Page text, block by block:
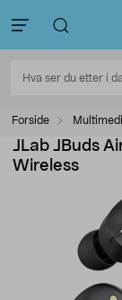
Forside
JLab JBuds
Wireless